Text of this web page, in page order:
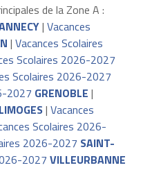
de la Zone A :
| Vacances
| Vacances Scolaires
Scolaires 2026-2027
Scolaires 2026-2027
2027 GRENOBLE |
LIMOGES| Vacances
Scolaires 2026-
2026-2027 SAINT-
2027 VILLEURBANNE